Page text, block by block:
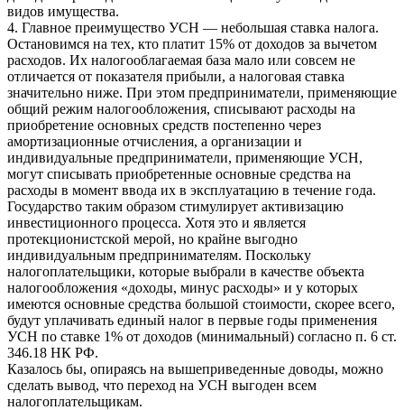
видов имущества.
4. Главное преимущество УСН — небольшая ставка налога.
Остановимся на тех, кто платит 15% от доходов за вычетом
расходов. Их налогооблагаемая база мало или совсем не
отличается от показателя прибыли, а налоговая ставка
значительно ниже. При этом предприниматели, применяющие
общий режим налогообложения, списывают расходы на
приобретение основных средств постепенно через
амортизационные отчисления, а организации и
индивидуальные предприниматели, применяющие УСН,
могут списывать приобретенные основные средства на
расходы в момент ввода их в эксплуатацию в течение года.
Государство таким образом стимулирует активизацию
инвестиционного процесса. Хотя это и является
протекционистской мерой, но крайне выгодно
индивидуальным предпринимателям. Поскольку
налогоплательщики, которые выбрали в качестве объекта
налогообложения «доходы, минус расходы» и у которых
имеются основные средства большой стоимости, скорее всего,
будут уплачивать единый налог в первые годы применения
УСН по ставке 1% от доходов (минимальный) согласно п. 6 ст.
346.18 НК РФ.
Казалось бы, опираясь на вышеприведенные доводы, можно
сделать вывод, что переход на УСН выгоден всем
налогоплательщикам.